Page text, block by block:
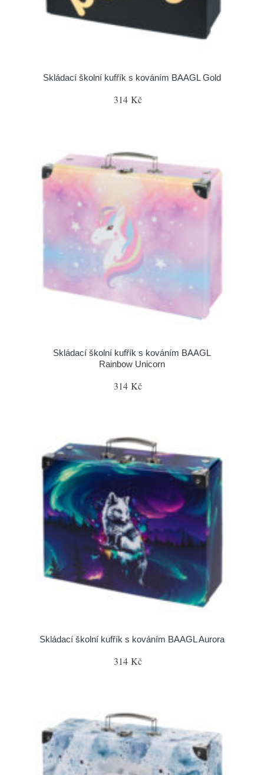
Skládací školní kufřík s kováním BAAGL Gold
314 Kč
Skládací školní kufřík s kováním BAAGL
Rainbow Unicorn
314 Kč
Skládací školní kufřík s kováním BAAGL Aurora
314 Kč